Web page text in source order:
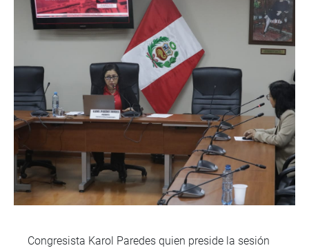
Congresista Karol Paredes quien preside la sesión